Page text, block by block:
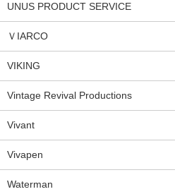
UNUS PRODUCT SERVICE
ＶIARCO
VIKING
Vintage Revival Productions
Vivant
Vivapen
Waterman